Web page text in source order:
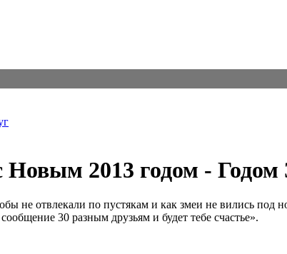
Новым 2013 годом - Годом
не отвлекали по пустякам и как змеи не вились под
30 разным друзьям и будет тебе счастье».